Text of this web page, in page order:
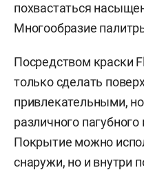
похвастаться
Многообразие
Посредством краски
только сделать
привлекательными,
различного
Покрытие можно
снаружи, но и внутри